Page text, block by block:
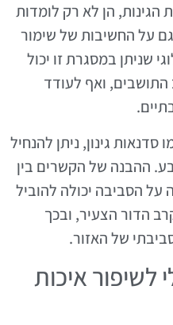
הן לא רק לומדות
על החשיבות של שימור
שניתן במסגרת זו יכול
התושבים, ואף לעודד
סדנאות גינון, ניתן להנחיל
ההבנה של הקשרים בין
על הסביבה יכולה להוביל
הדור הצעיר, ובכך
של האזור.
לשיפור איכות